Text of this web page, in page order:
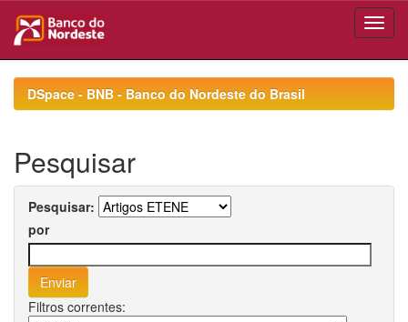
navigationDSpace - BNB - Banco do Nordeste do Brasil
Pesquisar
Pesquisar:
por
Filtros correntes: